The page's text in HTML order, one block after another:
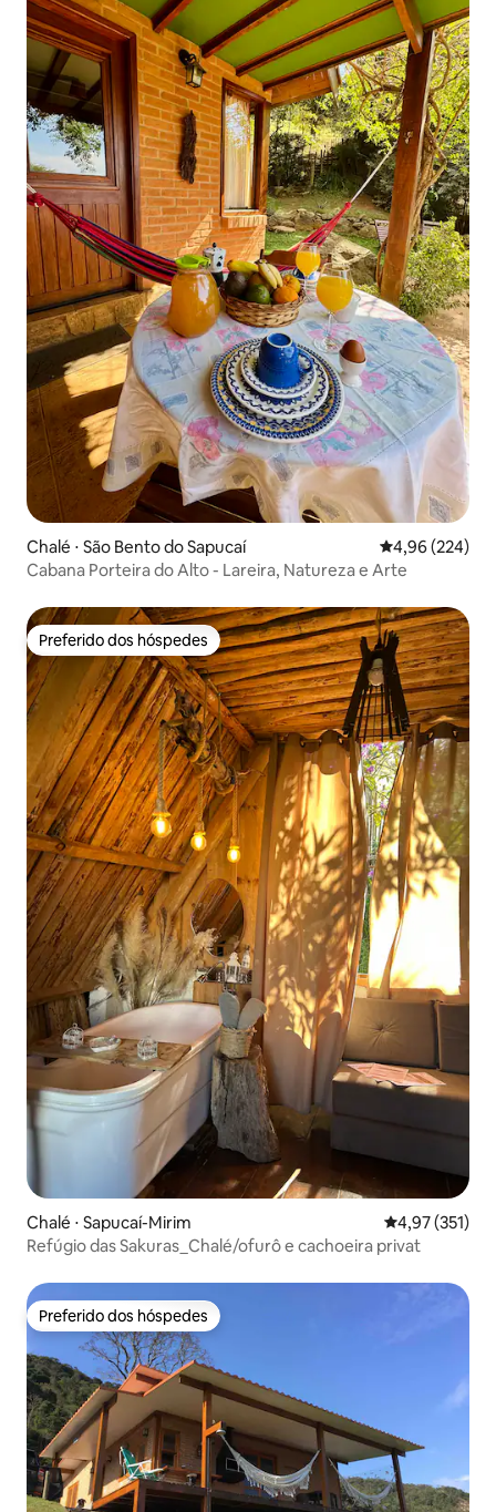
Chalé ⋅ São Bento do Sapucaí 4,96 de uma
4,96 (224)
Cabana Porteira do Alto - Lareira, Natureza e Arte
Preferido dos hóspedes
Preferido dos hóspedes
Chalé ⋅ Sapucaí-Mirim 4,97 de uma
4,97 (351)
Refúgio das Sakuras_Chalé/ofurô e cachoeira privat
Preferido dos hóspedes
Preferido dos hóspedes